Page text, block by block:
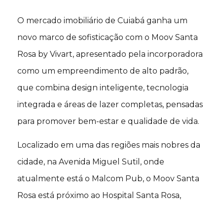
O mercado imobiliário de Cuiabá ganha um
novo marco de sofisticação com o Moov Santa
Rosa by Vivart, apresentado pela incorporadora
como um empreendimento de alto padrão,
que combina design inteligente, tecnologia
integrada e áreas de lazer completas, pensadas
para promover bem-estar e qualidade de vida.
Localizado em uma das regiões mais nobres da
cidade, na Avenida Miguel Sutil, onde
atualmente está o Malcom Pub, o Moov Santa
Rosa está próximo ao Hospital Santa Rosa,